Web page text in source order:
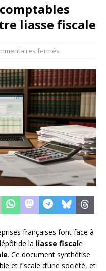
liasse fiscale
fermés
françaises font face à
de la liasse fiscale
. Ce document synthétise
et fiscale d’une société, et